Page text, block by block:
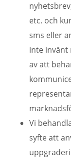
etc. och
sms eller
inte invänt
av att
Vi
syfte att